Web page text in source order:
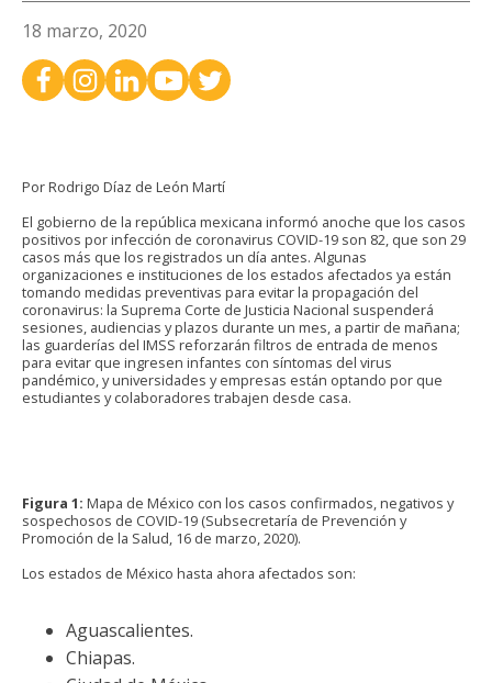
18 marzo, 2020
Por Rodrigo Díaz de León Martí
El gobierno de la república mexicana informó anoche que los casos
positivos por infección de coronavirus COVID-19 son 82, que son 29
casos más que los registrados un día antes. Algunas
organizaciones e instituciones de los estados afectados ya están
tomando medidas preventivas para evitar la propagación del
coronavirus: la Suprema Corte de Justicia Nacional suspenderá
sesiones, audiencias y plazos durante un mes, a partir de mañana;
las guarderías del IMSS reforzarán filtros de entrada de menos
para evitar que ingresen infantes con síntomas del virus
pandémico, y universidades y empresas están optando por que
estudiantes y colaboradores trabajen desde casa.
Figura 1: Mapa de México con los casos confirmados, negativos y
sospechosos de COVID-19 (Subsecretaría de Prevención y
Promoción de la Salud, 16 de marzo, 2020).
Los estados de México hasta ahora afectados son:
Aguascalientes.
Chiapas.